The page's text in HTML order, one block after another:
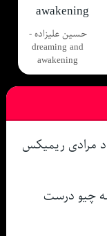
حسین علیزاده -
dreaming and
awakening
مرادی ریمیکس
چیو درست